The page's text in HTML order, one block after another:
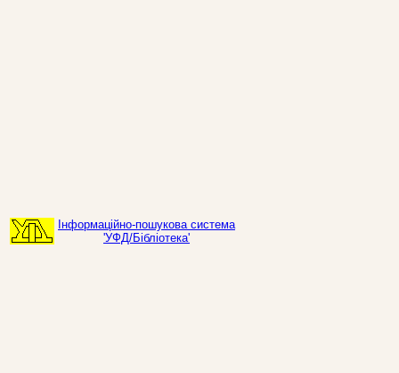
Інформаційно-пошукова система
'УФД/Бібліотека'